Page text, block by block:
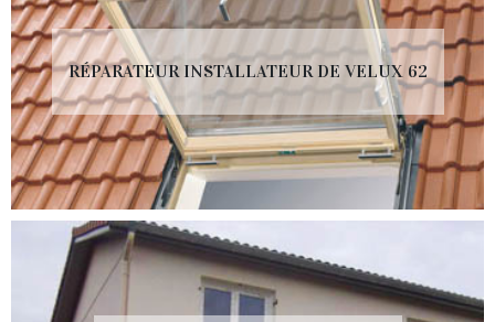
RÉPARATEUR INSTALLATEUR DE VELUX 62